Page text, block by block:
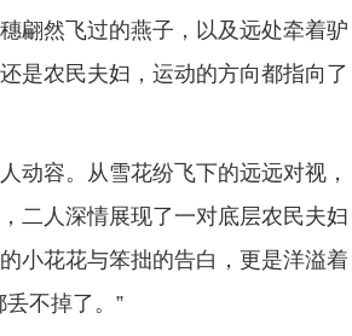
翩然飞过的燕子，以及远处牵着驴
是农民夫妇，运动的方向都指向了
动容。从雪花纷飞下的远远对视，
二人深情展现了一对底层农民夫妇
小花花与笨拙的告白，更是洋溢着
不掉了。”